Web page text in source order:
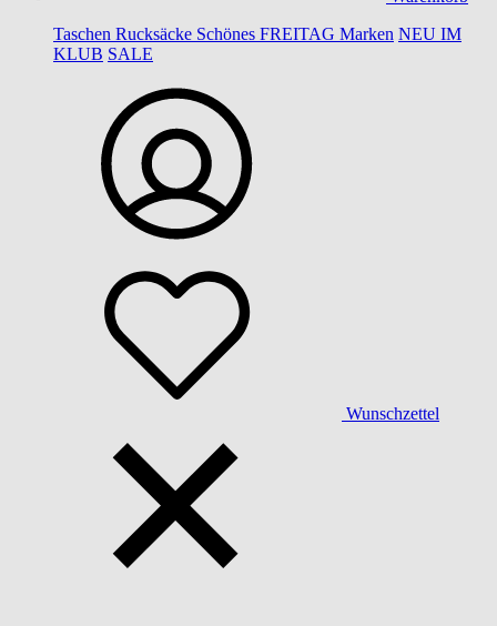
Taschen Rucksäcke Schönes FREITAG Marken NEU IM
KLUB SALE
Wunschzettel